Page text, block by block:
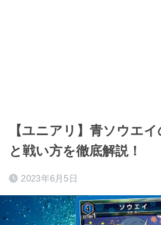
【ユニアリ】青ソウエ
と戦い方を徹底解説！
2023年6月5日